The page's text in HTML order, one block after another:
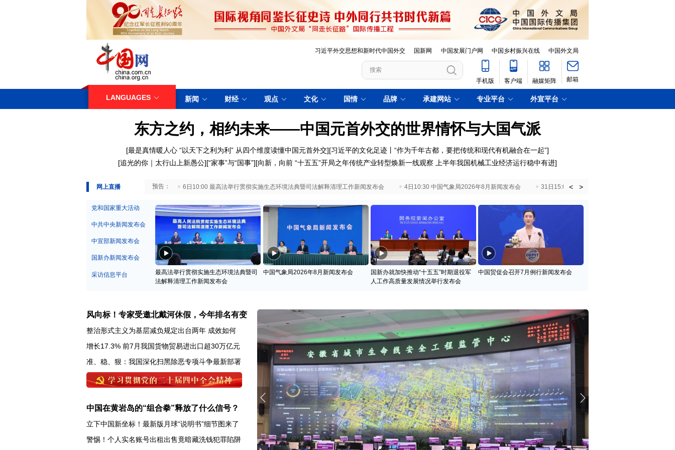
习近平外交思想和新时代中国外交 国新网 中国发展门户网 中国乡村振兴在线 中国外文局
手机版 客户端 融媒矩阵 邮箱
LANGUAGES 新闻 财经 观点 文化 国情 品牌 承建网站 专业平台 外宣平台
东方之约，相约未来——中国元首外交的世界情怀与大国气派
[最是真情暖人心 “以天下之利为利” 从四个维度读懂中国元首外交][习近平的文化足迹丨“作为千年古都，要把传统和现代有机融合在一起”]
[追光的你｜太行山上新愚公][“家事”与“国事”][向新，向前 “十五五”开局之年传统产业转型焕新一线观察 上半年我国机械工业经济运行稳中有进]
网上直播
29日10:00 国务院台湾事务办公室7月29日举行新闻发布会 6日10:00 最高法举行贯彻实施生态环境法典暨司法解释清理工作新闻发布会 4日10:30 中国气象局2026年8月新闻发布会 31日15:00 国新办就加快推动“十五五”时期退役
< >
党和国家重大活动
中共中央新闻发布会
中宣部新闻发布会
国新办新闻发布会
采访信息平台
最高法举行贯彻实施生态环境法典暨司
法解释清理工作新闻发布会
中国气象局2026年8月新闻发布会
国新办就加快推动“十五五”时期退役军
人工作高质量发展情况举行发布会
中国贸促会召开7月例行新闻发布会
风向标！专家受邀北戴河休假，今年排名有变
整治形式主义为基层减负规定出台两年 成效如何
增长17.3% 前7月我国货物贸易进出口超30万亿元
准、稳、狠：我国深化扫黑除恶专项斗争最新部署
中国在黄岩岛的“组合拳”释放了什么信号？
立下中国新坐标！最新版月球“说明书”细节图来了
警惕！个人实名账号出租出售竟暗藏洗钱犯罪陷阱